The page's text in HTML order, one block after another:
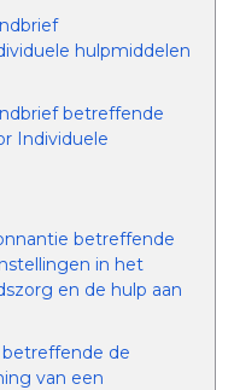
hulpmiddelen
betreffende
Individuele
betreffende
in het
en de hulp aan
betreffende de
van een